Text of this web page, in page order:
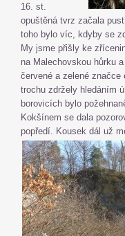
16. st.
opuštěná tvrz začala
toho bylo víc, kdyby se
My jsme přišly ke
na Malechovskou hůrku
červené a zelené
trochu zdržely hledáním
borovicích bylo
Kokšínem se dala
popředí. Kousek dál už